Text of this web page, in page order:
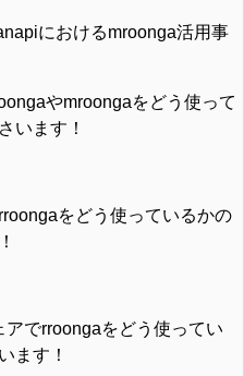
におけるmroonga活用事
やmroongaをどう使って
います！
をどう使っているかの
でrroongaをどう使ってい
ます！